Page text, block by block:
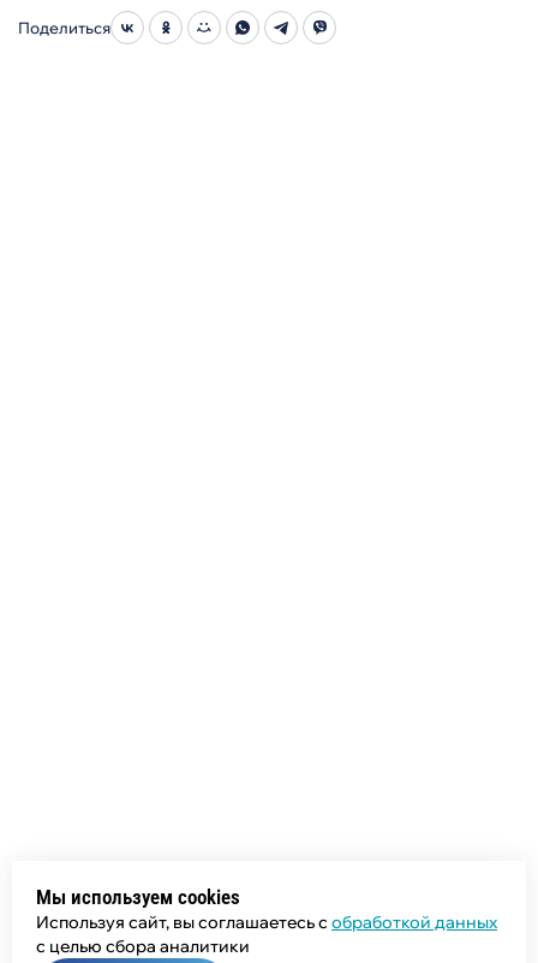
Поделиться
Мы используем cookies
Используя сайт, вы соглашаетесь с обработкой данных
с целью сбора аналитики